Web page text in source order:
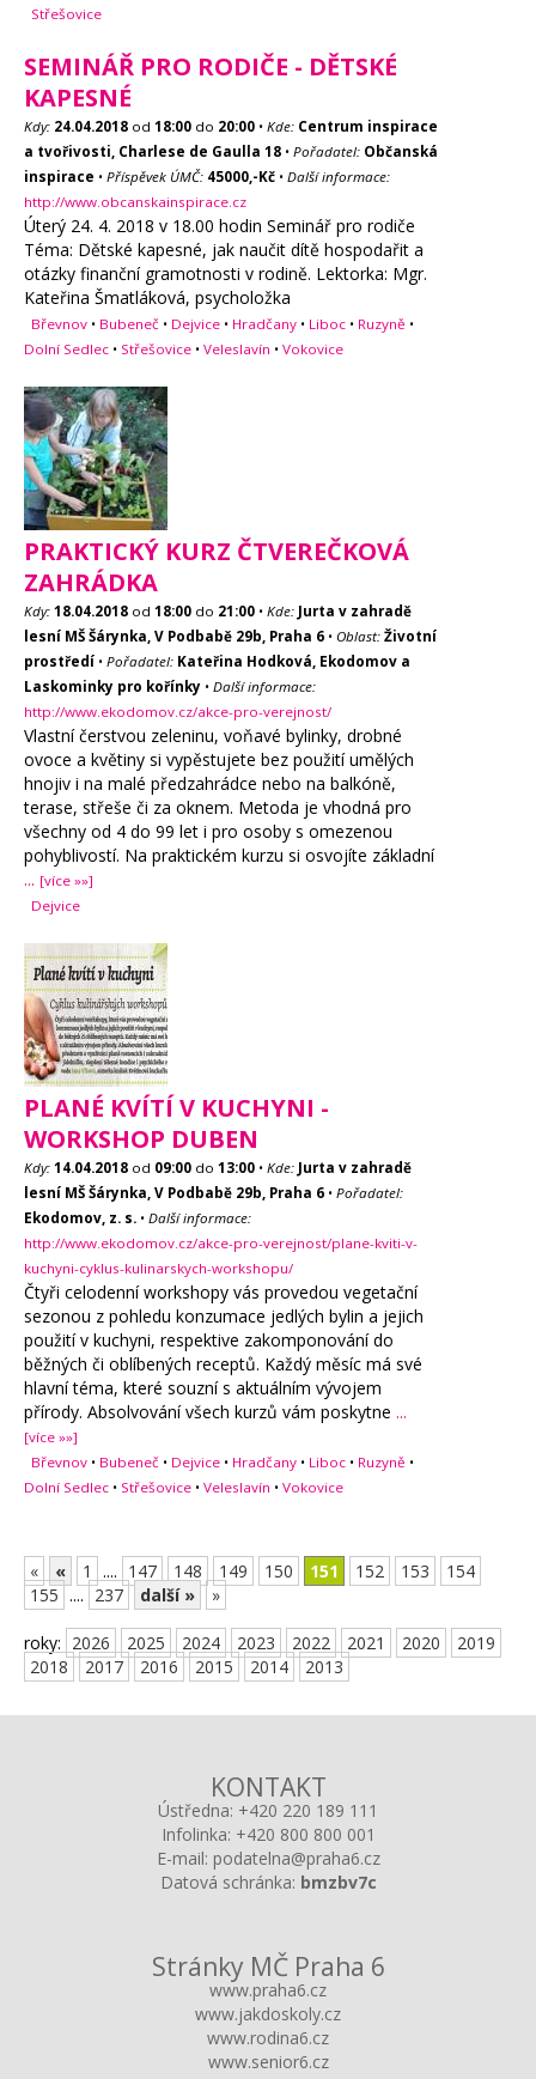
Střešovice
SEMINÁŘ PRO RODIČE - DĚTSKÉ
KAPESNÉ
Kdy: 24.04.2018 od 18:00 do 20:00 • Kde: Centrum inspirace
a tvořivosti, Charlese de Gaulla 18 • Pořadatel: Občanská
inspirace • Příspěvek ÚMČ: 45000,-Kč • Další informace:
http://www.obcanskainspirace.cz
Úterý 24. 4. 2018 v 18.00 hodin Seminář pro rodiče
Téma: Dětské kapesné, jak naučit dítě hospodařit a
otázky finanční gramotnosti v rodině. Lektorka: Mgr.
Kateřina Šmatláková, psycholožka
Břevnov • Bubeneč • Dejvice • Hradčany • Liboc • Ruzyně •
Dolní Sedlec • Střešovice • Veleslavín • Vokovice
PRAKTICKÝ KURZ ČTVEREČKOVÁ
ZAHRÁDKA
Kdy: 18.04.2018 od 18:00 do 21:00 • Kde: Jurta v zahradě
lesní MŠ Šárynka, V Podbabě 29b, Praha 6 • Oblast: Životní
prostředí • Pořadatel: Kateřina Hodková, Ekodomov a
Laskominky pro kořínky • Další informace:
http://www.ekodomov.cz/akce-pro-verejnost/
Vlastní čerstvou zeleninu, voňavé bylinky, drobné
ovoce a květiny si vypěstujete bez použití umělých
hnojiv i na malé předzahrádce nebo na balkóně,
terase, střeše či za oknem. Metoda je vhodná pro
všechny od 4 do 99 let i pro osoby s omezenou
pohyblivostí. Na praktickém kurzu si osvojíte základní
... [více »»]
Dejvice
PLANÉ KVÍTÍ V KUCHYNI -
WORKSHOP DUBEN
Kdy: 14.04.2018 od 09:00 do 13:00 • Kde: Jurta v zahradě
lesní MŠ Šárynka, V Podbabě 29b, Praha 6 • Pořadatel:
Ekodomov, z. s. • Další informace:
http://www.ekodomov.cz/akce-pro-verejnost/plane-kviti-v-
kuchyni-cyklus-kulinarskych-workshopu/
Čtyři celodenní workshopy vás provedou vegetační
sezonou z pohledu konzumace jedlých bylin a jejich
použití v kuchyni, respektive zakomponování do
běžných či oblíbených receptů. Každý měsíc má své
hlavní téma, které souzní s aktuálním vývojem
přírody. Absolvování všech kurzů vám poskytne ...
[více »»]
Břevnov • Bubeneč • Dejvice • Hradčany • Liboc • Ruzyně •
Dolní Sedlec • Střešovice • Veleslavín • Vokovice
« « 1 .... 147 148 149 150 151 152 153
154
155 .... 237 další » »
roky: 2026 2025 2024 2023 2022 2021 2020
2019
2018
2017 2016 2015 2014 2013
KONTAKT
Ústředna: +420 220 189 111
Infolinka: +420 800 800 001
E-mail: podatelna@praha6.cz
Datová schránka: bmzbv7c
Stránky MČ Praha 6
www.praha6.cz
www.jakdoskoly.cz
www.rodina6.cz
www.senior6.cz